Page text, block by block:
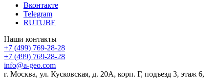
Вконтакте
Telegram
RUTUBE
Наши контакты
+7 (499) 769-28-28
+7 (499) 769-28-28
info@a-geo.com
г. Москва, ул. Кусковская, д. 20А, корп. Г, подъезд 3, этаж 6,